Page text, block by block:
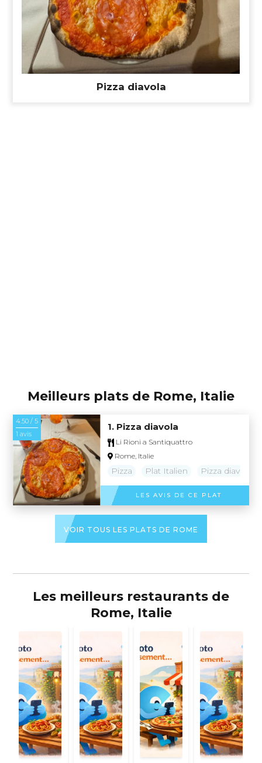
Pizza diavola
Meilleurs plats de Rome, Italie
4.50 / 5
1 avis
1. Pizza diavola
Li Rioni a Santiquattro
Rome, Italie
Pizza Plat Italien Pizza diavola
LES AVIS DE CE PLAT
VOIR TOUS LES PLATS DE ROME
Les meilleurs restaurants de
Rome, Italie